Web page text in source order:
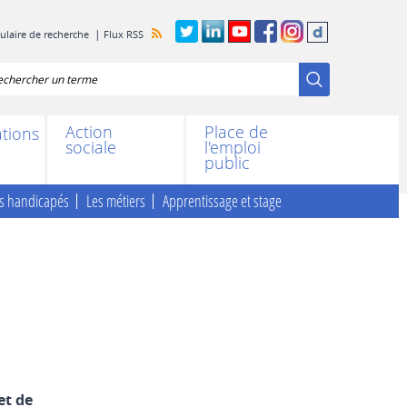
de recherche Flux RSS
handicapés Les métiers Apprentissage et stage
Action
sociale
Place de
l'emploi
public
de